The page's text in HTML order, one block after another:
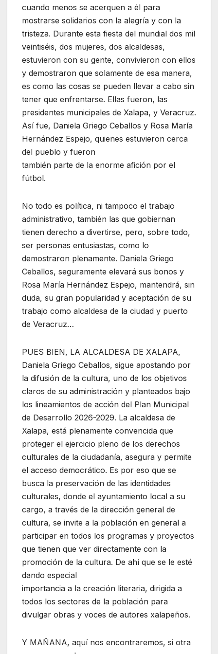
cuando menos se acerquen a él para
mostrarse solidarios con la alegría y con la
tristeza. Durante esta fiesta del mundial dos mil
veintiséis, dos mujeres, dos alcaldesas,
estuvieron con su gente, convivieron con ellos
y demostraron que solamente de esa manera,
es como las cosas se pueden llevar a cabo sin
tener que enfrentarse. Ellas fueron, las
presidentes municipales de Xalapa, y Veracruz.
Así fue, Daniela Griego Ceballos y Rosa María
Hernández Espejo, quienes estuvieron cerca
del pueblo y fueron
también parte de la enorme afición por el
fútbol.
No todo es política, ni tampoco el trabajo
administrativo, también las que gobiernan
tienen derecho a divertirse, pero, sobre todo,
ser personas entusiastas, como lo
demostraron plenamente. Daniela Griego
Ceballos, seguramente elevará sus bonos y
Rosa María Hernández Espejo, mantendrá, sin
duda, su gran popularidad y aceptación de su
trabajo como alcaldesa de la ciudad y puerto
de Veracruz…
PUES BIEN, LA ALCALDESA DE XALAPA,
Daniela Griego Ceballos, sigue apostando por
la difusión de la cultura, uno de los objetivos
claros de su administración y planteados bajo
los lineamientos de acción del Plan Municipal
de Desarrollo 2026-2029. La alcaldesa de
Xalapa, está plenamente convencida que
proteger el ejercicio pleno de los derechos
culturales de la ciudadanía, asegura y permite
el acceso democrático. Es por eso que se
busca la preservación de las identidades
culturales, donde el ayuntamiento local a su
cargo, a través de la dirección general de
cultura, se invite a la población en general a
participar en todos los programas y proyectos
que tienen que ver directamente con la
promoción de la cultura. De ahí que se le esté
dando especial
importancia a la creación literaria, dirigida a
todos los sectores de la población para
divulgar obras y voces de autores xalapeños.
Y MAÑANA, aquí nos encontraremos, si otra